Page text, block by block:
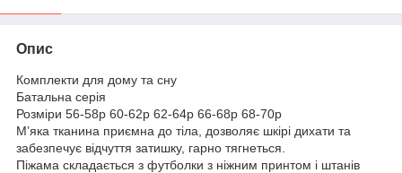
Опис
Комплекти для дому та сну
Батальна серія
Розміри 56-58р 60-62р 62-64р 66-68р 68-70р
М’яка тканина приємна до тіла, дозволяє шкірі дихати та
забезпечує відчуття затишку, гарно тягнеться.
Піжама складається з футболки з ніжним принтом і штанів